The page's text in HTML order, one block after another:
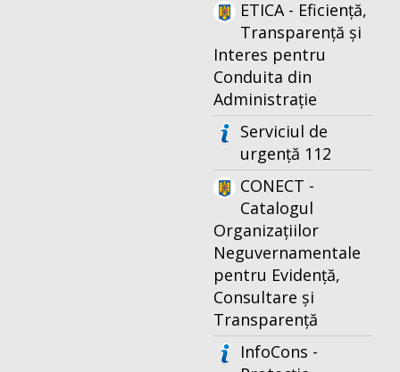
ETICA - Eficiență,
Transparență și
Interes pentru
Conduita din
Administrație
Serviciul de
urgență 112
CONECT -
Catalogul
Organizațiilor
Neguvernamentale
pentru Evidență,
Consultare și
Transparență
InfoCons -